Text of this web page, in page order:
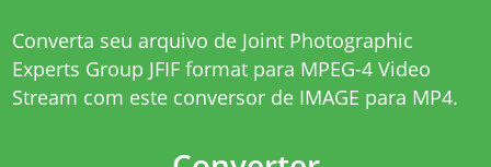
Converta seu arquivo de Joint Photographic
Experts Group JFIF format para MPEG-4 Video
Stream com este conversor de IMAGE para MP4.